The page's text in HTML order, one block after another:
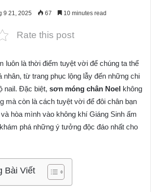
9 21, 2025 67 10 minutes read
Rate this post
luôn là thời điểm tuyệt vời để chúng ta thể
nhân, từ trang phục lộng lẫy đến những chi
nail. Đặc biệt, sơn móng chân Noel không
mà còn là cách tuyệt vời để đôi chân bạn
hòa mình vào không khí Giáng Sinh ấm
phá những ý tưởng độc đáo nhất cho
Bài Viết